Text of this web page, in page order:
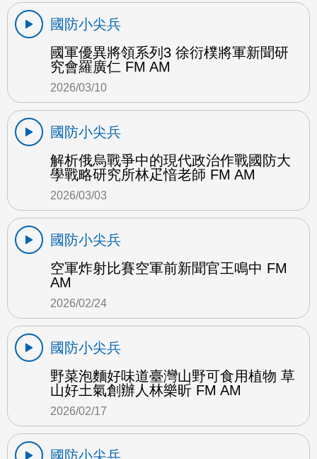
國防小尖兵
國軍優異將領系列3 徐衍樸將軍新聞研
究會羅廣仁 FM AM
2026/03/10
國防小尖兵
解析俄烏戰爭中的現代政治作戰國防大
學戰略研究所林疋愔老師 FM AM
2026/03/03
國防小尖兵
空軍炸射比賽空軍前新聞官王鳴中 FM
AM
2026/02/24
國防小尖兵
野菜泡麵好味道臺灣山野可食用植物 草
山好土氣創辦人林樂昕 FM AM
2026/02/17
國防小尖兵